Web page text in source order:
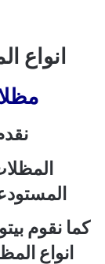
انواع
كما نقوم
انواع